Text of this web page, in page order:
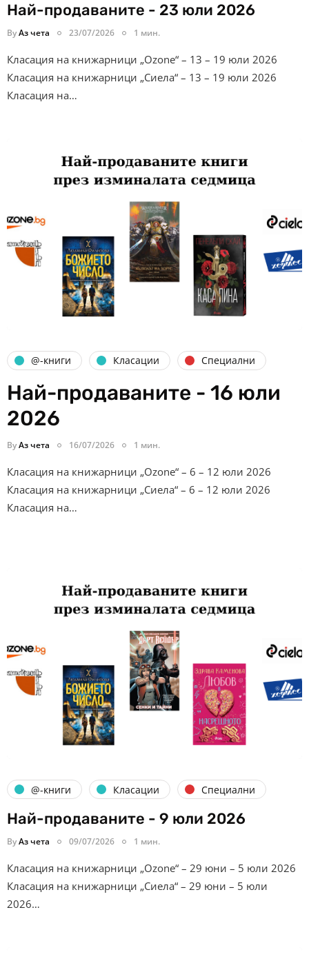
Най-продаваните - 23 юли 2026
ByАз чета 23/07/2026 1 мин.
Класация на книжарници „Ozone“ – 13 – 19 юли 2026
Класация на книжарници „Сиела“ – 13 – 19 юли 2026
Класация на…
@-книги Класации Специални
Най-продаваните - 16 юли
2026
ByАз чета 16/07/2026 1 мин.
Класация на книжарници „Ozone“ – 6 – 12 юли 2026
Класация на книжарници „Сиела“ – 6 – 12 юли 2026
Класация на…
@-книги Класации Специални
Най-продаваните - 9 юли 2026
ByАз чета 09/07/2026 1 мин.
Класация на книжарници „Ozone“ – 29 юни – 5 юли 2026
Класация на книжарници „Сиела“ – 29 юни – 5 юли
2026…